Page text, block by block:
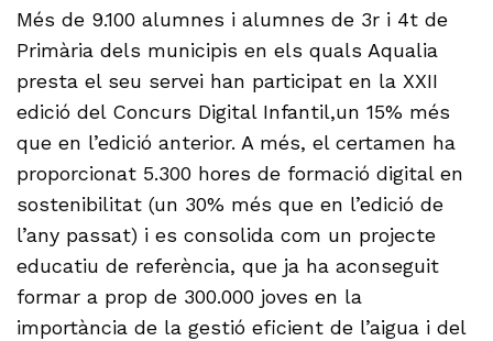
Més de 9.100 alumnes i alumnes de 3r i 4t de
Primària dels municipis en els quals Aqualia
presta el seu servei han participat en la XXII
edició del Concurs Digital Infantil,un 15% més
que en l’edició anterior. A més, el certamen ha
proporcionat 5.300 hores de formació digital en
sostenibilitat (un 30% més que en l’edició de
l’any passat) i es consolida com un projecte
educatiu de referència, que ja ha aconseguit
formar a prop de 300.000 joves en la
importància de la gestió eficient de l’aigua i del